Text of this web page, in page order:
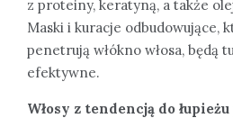
z proteiny, keratyną, a także
Maski i kuracje odbudowujące,
penetrują włókno włosa, będą
efektywne.
Włosy z tendencją do łupieżu